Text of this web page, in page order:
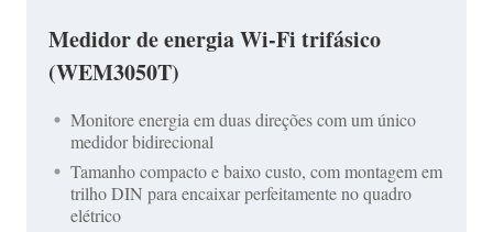
Medidor de energia Wi-Fi trifásico
(WEM3050T)
Monitore energia em duas direções com um único
medidor bidirecional
Tamanho compacto e baixo custo, com montagem em
trilho DIN para encaixar perfeitamente no quadro
elétrico